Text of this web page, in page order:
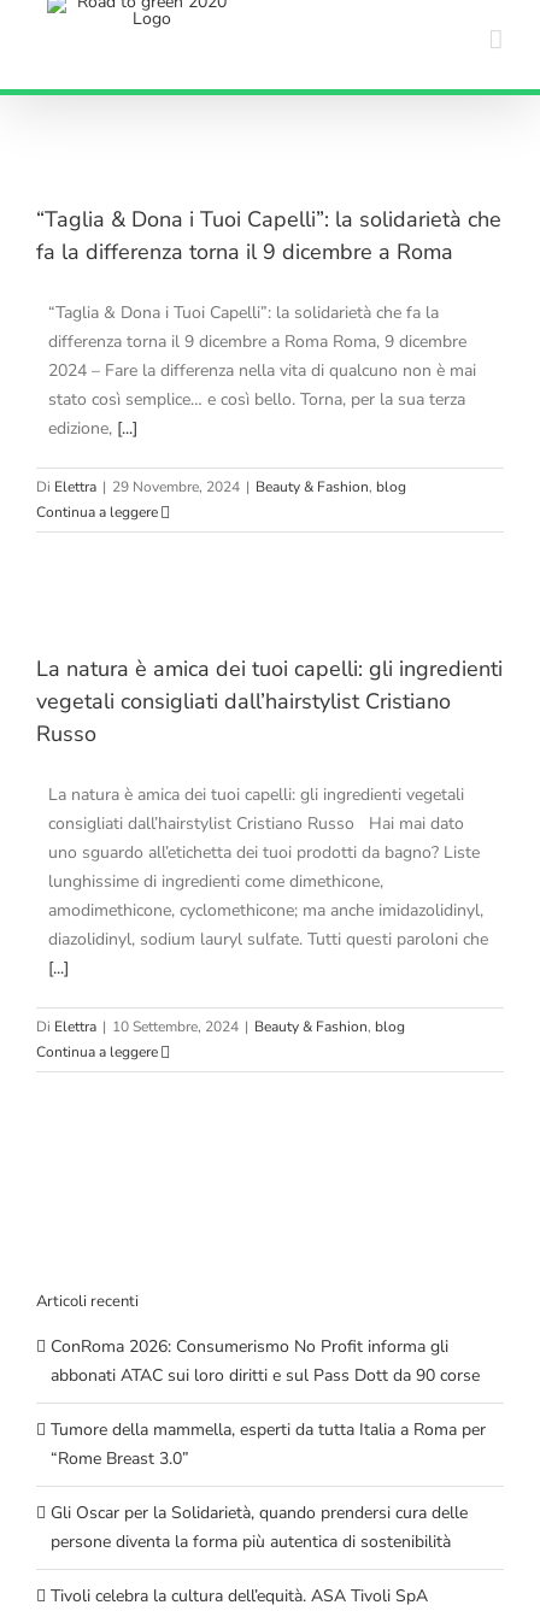
“Taglia & Dona i Tuoi Capelli”: la solidarietà che
fa la differenza torna il 9 dicembre a Roma
“Taglia & Dona i Tuoi Capelli”: la solidarietà che fa la
differenza torna il 9 dicembre a Roma Roma, 9 dicembre
2024 – Fare la differenza nella vita di qualcuno non è mai
stato così semplice… e così bello. Torna, per la sua terza
edizione, [...]
Di Elettra | 29 Novembre, 2024 | Beauty & Fashion, blog
Continua a leggere
La natura è amica dei tuoi capelli: gli ingredienti
vegetali consigliati dall’hairstylist Cristiano
Russo
La natura è amica dei tuoi capelli: gli ingredienti vegetali
consigliati dall’hairstylist Cristiano Russo Hai mai dato
uno sguardo all’etichetta dei tuoi prodotti da bagno? Liste
lunghissime di ingredienti come dimethicone,
amodimethicone, cyclomethicone; ma anche imidazolidinyl,
diazolidinyl, sodium lauryl sulfate. Tutti questi paroloni che
[...]
Di Elettra | 10 Settembre, 2024 | Beauty & Fashion, blog
Continua a leggere
Articoli recenti
ConRoma 2026: Consumerismo No Profit informa gli
abbonati ATAC sui loro diritti e sul Pass Dott da 90 corse
Tumore della mammella, esperti da tutta Italia a Roma per
“Rome Breast 3.0”
Gli Oscar per la Solidarietà, quando prendersi cura delle
persone diventa la forma più autentica di sostenibilità
Tivoli celebra la cultura dell’equità. ASA Tivoli SpA